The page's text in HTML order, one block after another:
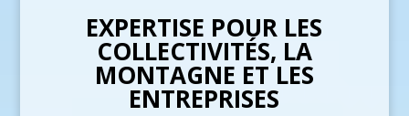
EXPERTISE POUR LES
COLLECTIVITÉS, LA
MONTAGNE ET LES
ENTREPRISES